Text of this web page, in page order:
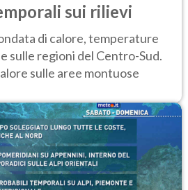
sui rilievi
di calore, temperature
sulle regioni del Centro-Sud.
sulle aree montuose